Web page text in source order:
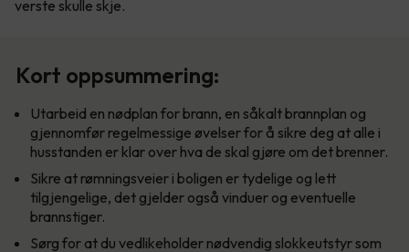
verste skulle skje.
Kort oppsummering:
Utarbeid en nødplan for brann, en såkalt brannplan og
gjennomfør regelmessige øvelser for å sikre deg at alle i
husstanden er klar over hva de skal gjøre om det brenner.
Sikre at rømningsveier i boligen er tydelige og lett
tilgjengelige, det gjelder også vinduer og eventuelle
brannstiger.
Sørg for at du vedlikeholder nødvendig slokkeutstyr som